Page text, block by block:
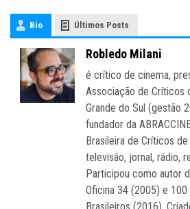
Bio Últimos Posts
Robledo Milani
é crítico de cinema,
Associação de Críticos
Grande do Sul (gestão
fundador da
Brasileira de Críticos
televisão, jornal, rádio,
Participou como autor
Oficina 34 (2005) e